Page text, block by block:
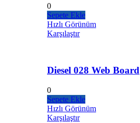
0
Sepete Ekle
Hızlı Görünüm
Karşılaştır
Diesel 028 Web Board
0
Sepete Ekle
Hızlı Görünüm
Karşılaştır